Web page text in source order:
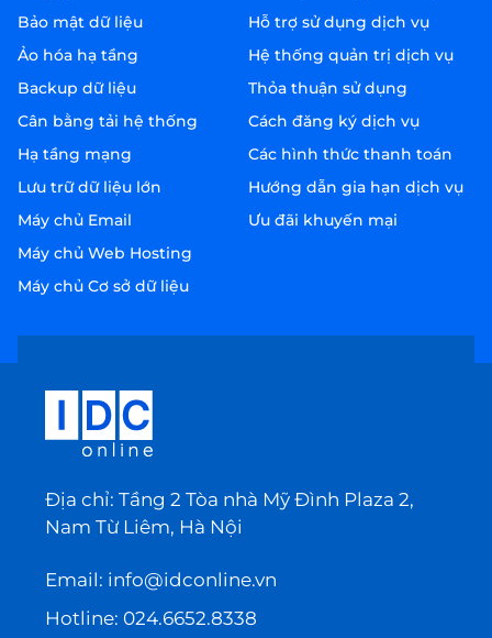
Bảo mật dữ liệu
Ảo hóa hạ tầng
Backup dữ liệu
Cân bằng tải hệ thống
Hạ tầng mạng
Lưu trữ dữ liệu lớn
Máy chủ Email
Máy chủ Web Hosting
Máy chủ Cơ sở dữ liệu
Hỗ trợ sử dụng dịch vụ
Hệ thống quản trị dịch vụ
Thỏa thuận sử dụng
Cách đăng ký dịch vụ
Các hình thức thanh toán
Hướng dẫn gia hạn dịch vụ
Ưu đãi khuyến mại
Địa chỉ: Tầng 2 Tòa nhà Mỹ Đình Plaza 2,
Nam Từ Liêm, Hà Nội
Email: info@idconline.vn
Hotline: 024.6652.8338